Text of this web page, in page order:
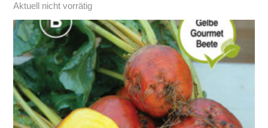
Aktuell nicht vorrätig